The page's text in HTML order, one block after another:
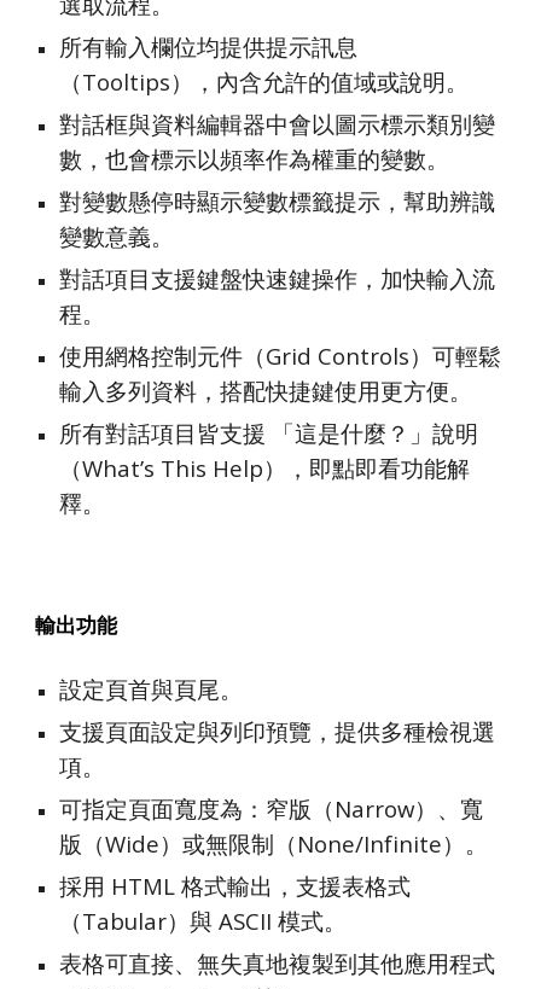
所有輸入欄位均提供提示訊息
（Tooltips），內含允許的值域或說明。
對話框與資料編輯器中會以圖示標示類別變
數，也會標示以頻率作為權重的變數。
對變數懸停時顯示變數標籤提示，幫助辨識
變數意義。
對話項目支援鍵盤快速鍵操作，加快輸入流
程。
使用網格控制元件（Grid Controls）可輕鬆
輸入多列資料，搭配快捷鍵使用更方便。
所有對話項目皆支援 「這是什麼？」說明
（What’s This Help），即點即看功能解
釋。
輸出功能
設定頁首與頁尾。
支援頁面設定與列印預覽，提供多種檢視選
項。
可指定頁面寬度為：窄版（Narrow）、寬
版（Wide）或無限制（None/Infinite）。
採用 HTML 格式輸出，支援表格式
（Tabular）與 ASCII 模式。
表格可直接、無失真地複製到其他應用程式